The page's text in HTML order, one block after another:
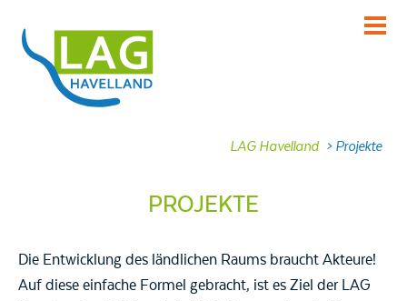
KENNENLERNEN
INFORMIEREN
MITMACHEN
DABEI SEIN
Veranstaltungen
LAG Havelland > Projekte
PROJEKTE
Die Entwicklung des ländlichen Raums braucht Akteure!
Auf diese einfache Formel gebracht, ist es Ziel der LAG